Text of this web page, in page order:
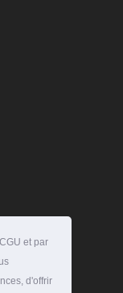
et par
d'offrir